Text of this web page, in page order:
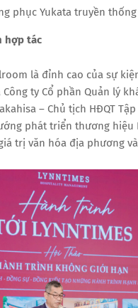
phục Yukata truyền thống
hợp tác
là đỉnh cao của sự
ty Cổ phần Quản lý
– Chủ tịch HĐQT
phát triển thương hiệu
trị văn hóa địa phương